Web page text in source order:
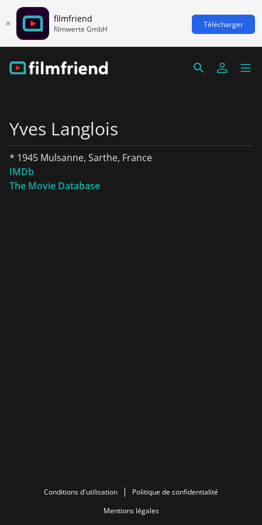
filmfriend
filmwerte GmbH Télécharger
Yves Langlois
* 1945 Mulsanne, Sarthe, France
IMDb
The Movie Database
Conditions d'utilisation
Politique de confidentialité
Mentions légales